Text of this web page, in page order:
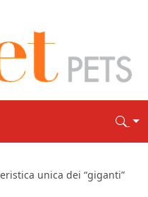
unica dei “giganti”